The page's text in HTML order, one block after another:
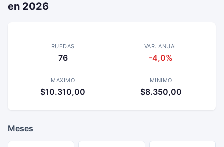
en 2026
RUEDAS
76
VAR. ANUAL
-4,0%
MAXIMO
$10.310,00
MINIMO
$8.350,00
Meses